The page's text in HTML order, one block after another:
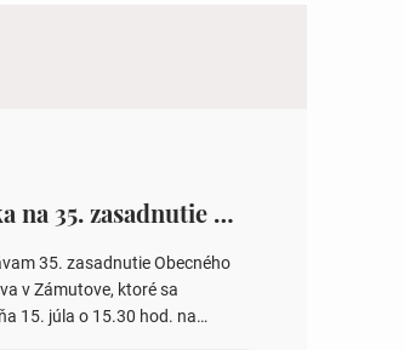
Pozvánka na 35. zasadnutie OZ v Zámutove
35. zasadnutie Obecného
v Zámutove, ktoré sa
15. júla o 15.30 hod. na